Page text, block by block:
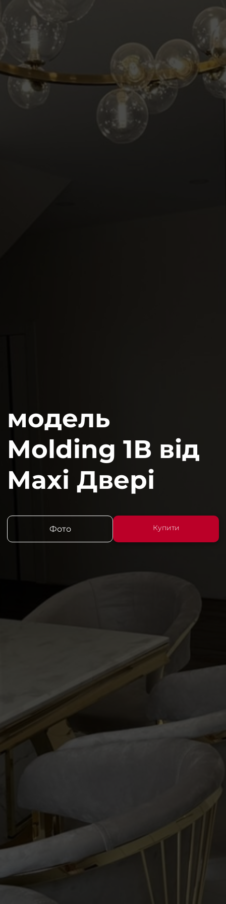
модель
Molding 1В від
Maxi Двері
Фото Купити